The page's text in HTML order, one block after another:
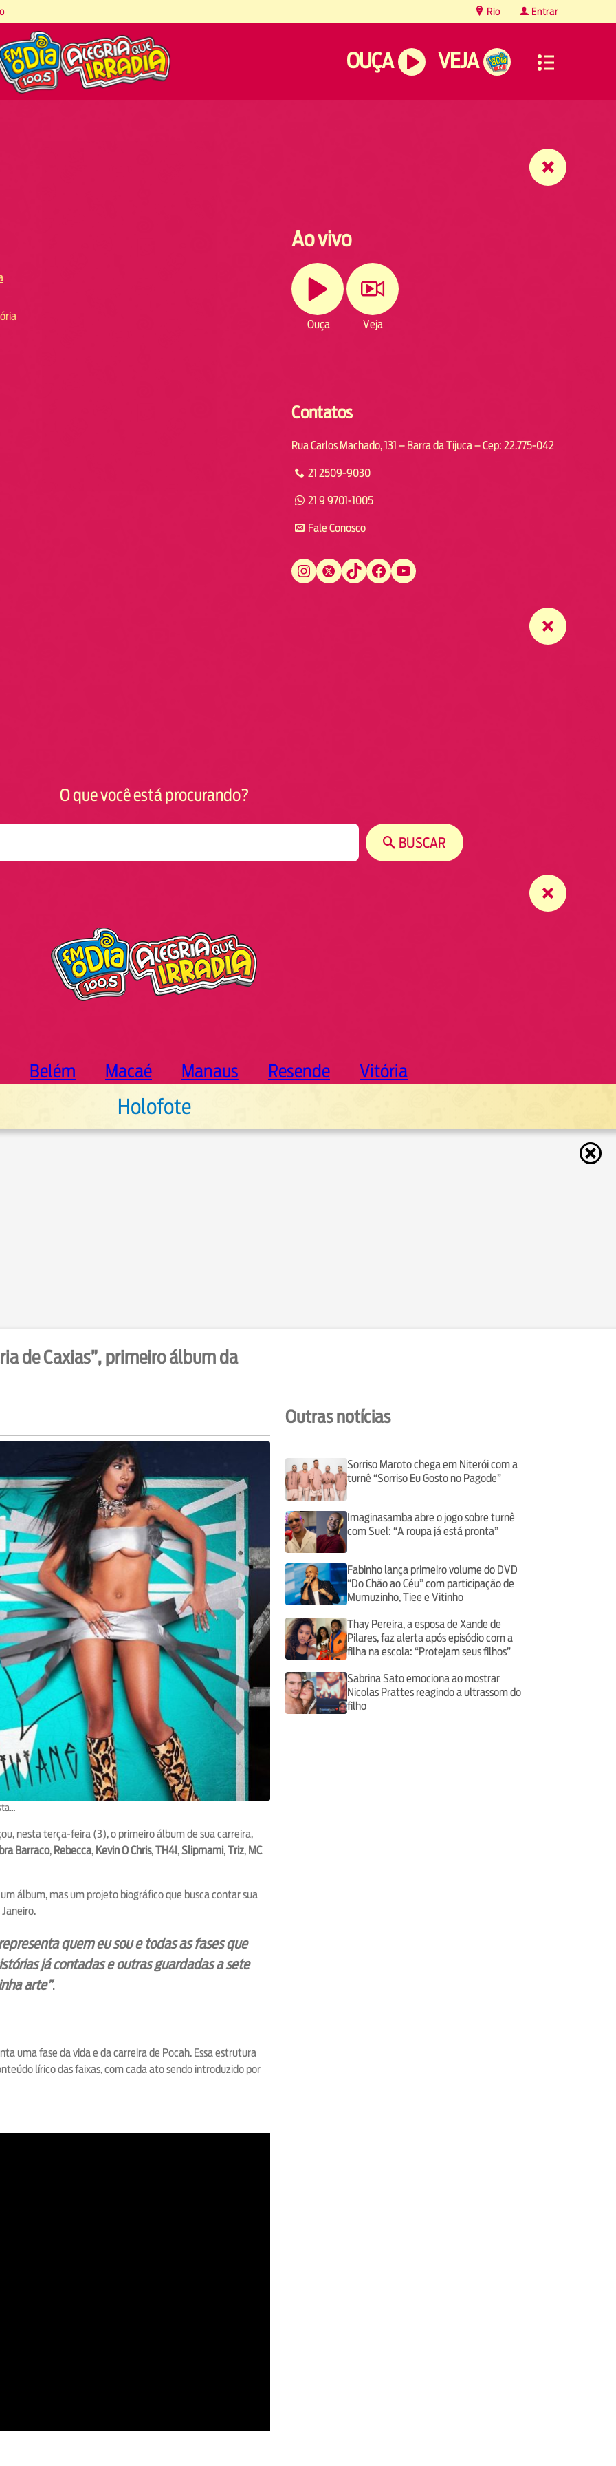
Rio Entrar
OUÇA VEJA
Ao vivo
Ouça Veja
Contatos
Rua Carlos Machado, 131 – Barra da Tijuca – Cep: 22.775-042
21 2509-9030
21 9 9701-1005
Fale Conosco
Instagram Twitter TikTok Facebook YouTube
O que você está procurando?
BUSCAR
Belém Macaé Manaus Resende Vitória
Holofote
de Caxias”, primeiro álbum da
nesta terça-feira (3), o primeiro álbum de sua carreira,
Barraco, Rebecca, Kevin O Chris,TH4I,Slipmami,Triz, MC
álbum, mas um projeto biográfico que busca contar sua
quem eu sou e todas as fases que
já contadas e outras guardadas a sete
arte”.
uma fase da vida e da carreira de Pocah. Essa estrutura
lírico das faixas, com cada ato sendo introduzido por
Outras notícias
Sorriso Maroto chega em Niterói com a
turnê “Sorriso Eu Gosto no Pagode”
Imaginasamba abre o jogo sobre turnê
com Suel: “A roupa já está pronta”
Fabinho lança primeiro volume do DVD
“Do Chão ao Céu” com participação de
Mumuzinho, Tiee e Vitinho
Thay Pereira, a esposa de Xande de
Pilares, faz alerta após episódio com a
filha na escola: “Protejam seus filhos”
Sabrina Sato emociona ao mostrar
Nicolas Prattes reagindo a ultrassom do
filho